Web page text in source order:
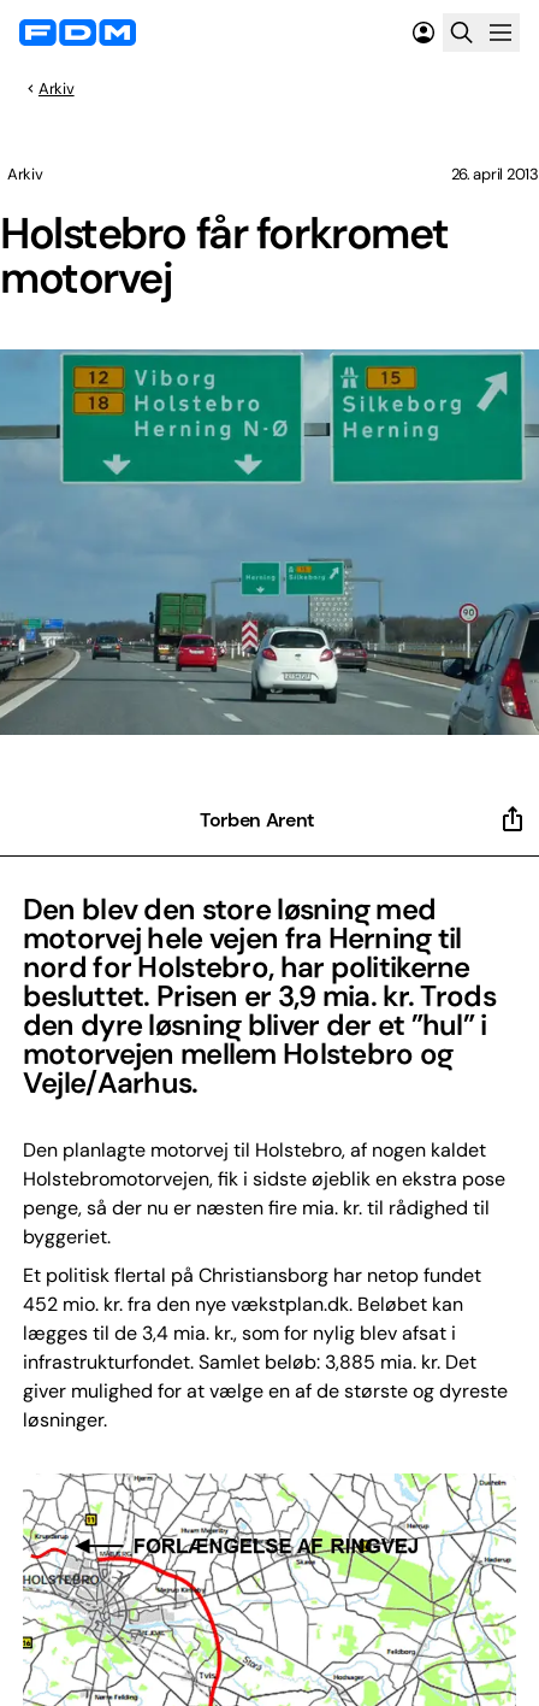
Arkiv
Holstebro får forkromet
motorvej
Arkiv 26. april 2013
Torben Arent
Den blev den store løsning med
motorvej hele vejen fra Herning til
nord for Holstebro, har politikerne
besluttet. Prisen er 3,9 mia. kr. Trods
den dyre løsning bliver der et ”hul” i
motorvejen mellem Holstebro og
Vejle/Aarhus.
Den planlagte motorvej til Holstebro, af nogen kaldet
Holstebromotorvejen, fik i sidste øjeblik en ekstra pose
penge, så der nu er næsten fire mia. kr. til rådighed til
byggeriet.
Et politisk flertal på Christiansborg har netop fundet
452 mio. kr. fra den nye vækstplan.dk. Beløbet kan
lægges til de 3,4 mia. kr., som for nylig blev afsat i
infrastrukturfondet. Samlet beløb: 3,885 mia. kr. Det
giver mulighed for at vælge en af de største og dyreste
løsninger.